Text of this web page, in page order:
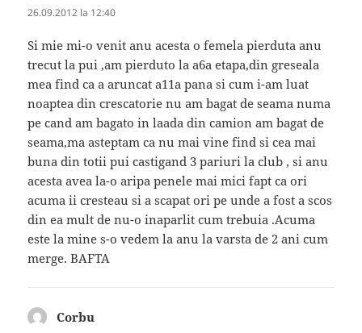
26.09.2012 la 12:40
Si mie mi-o venit anu acesta o femela pierduta anu
trecut la pui ,am pierduto la a6a etapa,din greseala
mea find ca a aruncat a11a pana si cum i-am luat
noaptea din crescatorie nu am bagat de seama numa
pe cand am bagato in laada din camion am bagat de
seama,ma asteptam ca nu mai vine find si cea mai
buna din totii pui castigand 3 pariuri la club , si anu
acesta avea la-o aripa penele mai mici fapt ca ori
acuma ii cresteau si a scapat ori pe unde a fost a scos
din ea mult de nu-o inaparlit cum trebuia .Acuma
este la mine s-o vedem la anu la varsta de 2 ani cum
merge. BAFTA
Corbu